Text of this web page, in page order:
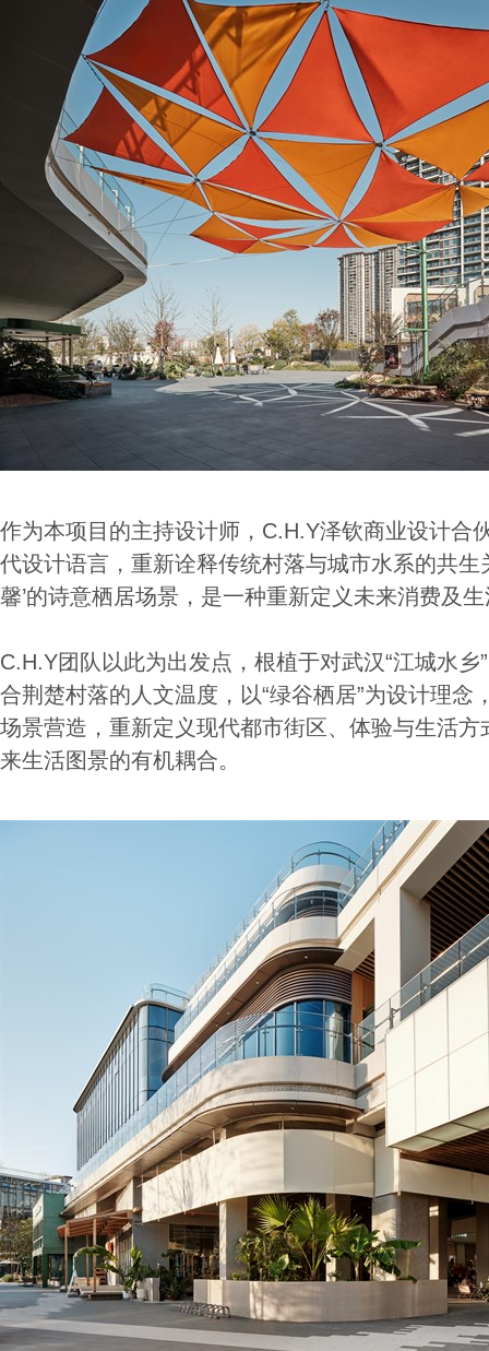
作为本项目的主持设计师，C.H.Y泽钦商业设计合
代设计语言，重新诠释传统村落与城市水系的共生
馨’的诗意栖居场景，是一种重新定义未来消费及
C.H.Y团队以此为出发点，根植于对武汉“江城水
合荆楚村落的人文温度，以“绿谷栖居”为设计理念
场景营造，重新定义现代都市街区、体验与⽣活
来生活图景的有机耦合。